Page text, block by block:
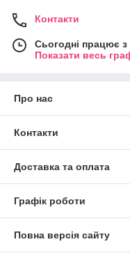
Контакти
Сьогодні працює
Показати весь
Про нас
Контакти
Доставка та оплата
Графік роботи
Повна версія сайту